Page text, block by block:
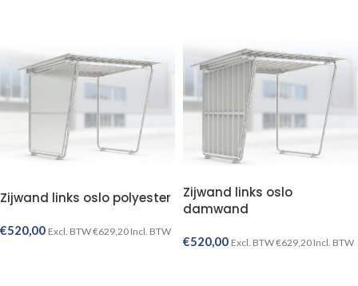
Zijwand links oslo polyester
€520,00 Excl. BTW€629,20 Incl. BTW
Zijwand links oslo
damwand
€520,00 Excl. BTW€629,20 Incl. BTW